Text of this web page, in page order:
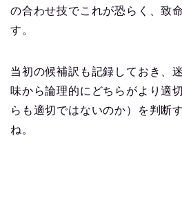
の合わせ技でこれが恐らく、致
す。
当初の候補訳も記録しておき、
味から論理的にどちらがより適
らも適切ではないのか）を判断
ね。